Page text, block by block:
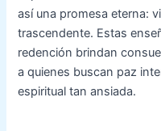
así una promesa eterna:
trascendente. Estas
redención brindan
a quienes buscan paz
espiritual tan ansiada.